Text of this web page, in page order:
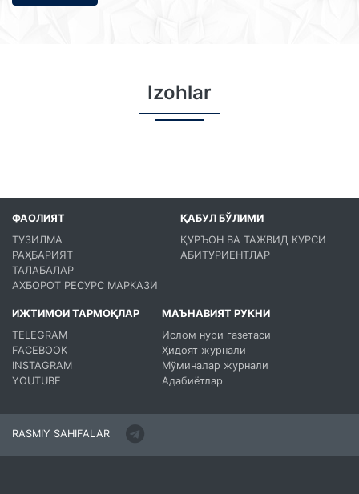
Izohlar
ФАОЛИЯТ
ТУЗИЛМА
РАҲБАРИЯТ
ТАЛАБАЛАР
АХБОРОТ РЕСУРС МАРКАЗИ
ҚАБУЛ БЎЛИМИ
ҚУРЪОН ВА ТАЖВИД КУРСИ
АБИТУРИЕНТЛАР
ИЖТИМОИ ТАРМОҚЛАР
TELEGRAM
FACEBOOK
INSTAGRAM
YOUTUBE
МАЪНАВИЯТ РУКНИ
Ислом нури газетаси
Ҳидоят журнали
Мўминалар журнали
Адабиётлар
RASMIY SAHIFALAR